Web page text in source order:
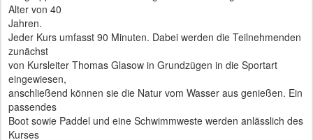
Alter von 40
Jahren.
Jeder Kurs umfasst 90 Minuten. Dabei werden die Teilnehmenden
zunächst
von Kursleiter Thomas Glasow in Grundzügen in die Sportart
eingewiesen,
anschließend können sie die Natur vom Wasser aus genießen. Ein
passendes
Boot sowie Paddel und eine Schwimmweste werden anlässlich des
Kurses